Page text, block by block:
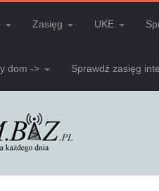
Zasięg UKE
dom -> Sprawdź zasięg